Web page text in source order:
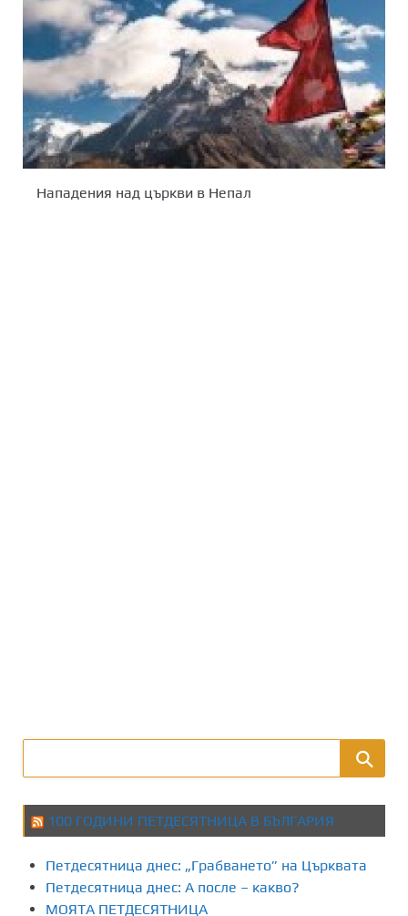
Нападения над църкви в Непал
100 ГОДИНИ ПЕТДЕСЯТНИЦА В БЪЛГАРИЯ
Петдесятница днес: „Грабването” на Църквата
Петдесятница днес: А после – какво?
МОЯТА ПЕТДЕСЯТНИЦА